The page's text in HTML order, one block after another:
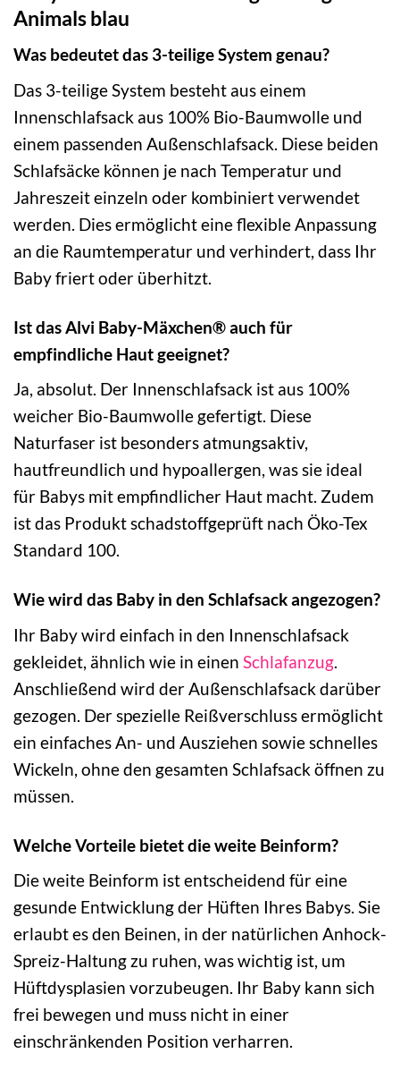
Animals blau
Was bedeutet das 3-teilige System genau?
Das 3-teilige System besteht aus einem
Innenschlafsack aus 100% Bio-Baumwolle und
einem passenden Außenschlafsack. Diese beiden
Schlafsäcke können je nach Temperatur und
Jahreszeit einzeln oder kombiniert verwendet
werden. Dies ermöglicht eine flexible Anpassung
an die Raumtemperatur und verhindert, dass Ihr
Baby friert oder überhitzt.
Ist das Alvi Baby-Mäxchen® auch für
empfindliche Haut geeignet?
Ja, absolut. Der Innenschlafsack ist aus 100%
weicher Bio-Baumwolle gefertigt. Diese
Naturfaser ist besonders atmungsaktiv,
hautfreundlich und hypoallergen, was sie ideal
für Babys mit empfindlicher Haut macht. Zudem
ist das Produkt schadstoffgeprüft nach Öko-Tex
Standard 100.
Wie wird das Baby in den Schlafsack angezogen?
Ihr Baby wird einfach in den Innenschlafsack
gekleidet, ähnlich wie in einen Schlafanzug.
Anschließend wird der Außenschlafsack darüber
gezogen. Der spezielle Reißverschluss ermöglicht
ein einfaches An- und Ausziehen sowie schnelles
Wickeln, ohne den gesamten Schlafsack öffnen zu
müssen.
Welche Vorteile bietet die weite Beinform?
Die weite Beinform ist entscheidend für eine
gesunde Entwicklung der Hüften Ihres Babys. Sie
erlaubt es den Beinen, in der natürlichen Anhock-
Spreiz-Haltung zu ruhen, was wichtig ist, um
Hüftdysplasien vorzubeugen. Ihr Baby kann sich
frei bewegen und muss nicht in einer
einschränkenden Position verharren.